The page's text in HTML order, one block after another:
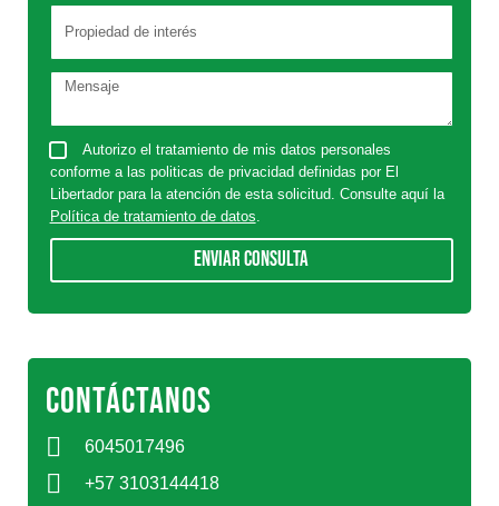
Autorizo el tratamiento de mis datos personales
conforme a las politicas de privacidad definidas por El
Libertador para la atención de esta solicitud. Consulte aquí la
Política de tratamiento de datos
Enviar consulta
CONTÁCTANOS
6045017496
+57 3103144418